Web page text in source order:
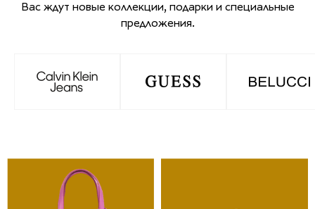
Вас ждут новые коллекции, подарки и специальные
предложения.